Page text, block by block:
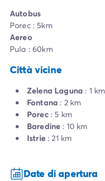
Autobus
Porec : 5km
Aereo
Pula : 60km
Città vicine
Zelena Laguna : 1 km
Fontana : 2 km
Porec: 5 km
Baredine : 10 km
Istrie: 21 km
Date di apertura